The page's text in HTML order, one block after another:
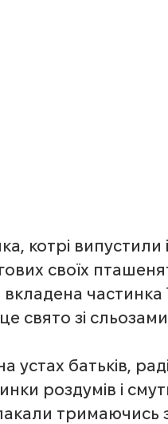
котрі випустили
своїх
частинка
свято зі
устах батьків,
роздумів і
тримаючись